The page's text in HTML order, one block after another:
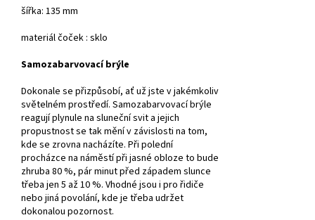
šířka: 135 mm
materiál čoček : sklo
Samozabarvovací brýle
Dokonale se přizpůsobí, ať už jste v jakémkoliv
světelném prostředí. Samozabarvovací brýle
reagují plynule na sluneční svit a jejich
propustnost se tak mění v závislosti na tom,
kde se zrovna nacházíte. Při polední
procházce na náměstí při jasné obloze to bude
zhruba 80 %, pár minut před západem slunce
třeba jen 5 až 10 %. Vhodné jsou i pro řidiče
nebo jiná povolání, kde je třeba udržet
dokonalou pozornost.